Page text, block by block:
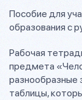
Пособие для
образования с
Рабочая
предмета
разнообразные
таблицы,